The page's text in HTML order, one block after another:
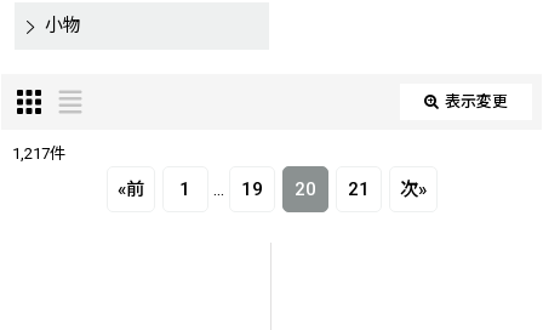
画、アートなどをテーマに掲げアイテム一つ一つにそのメッセ
出来ないし、最高の人生を送ることもできない。
いつでも最高を目指す。
思えるものを追求し続ける仲間が、GUILTY PARTIESである。
小物
表示変更
閉じる
1,217件
«前 1 ... 19 20 21 次»